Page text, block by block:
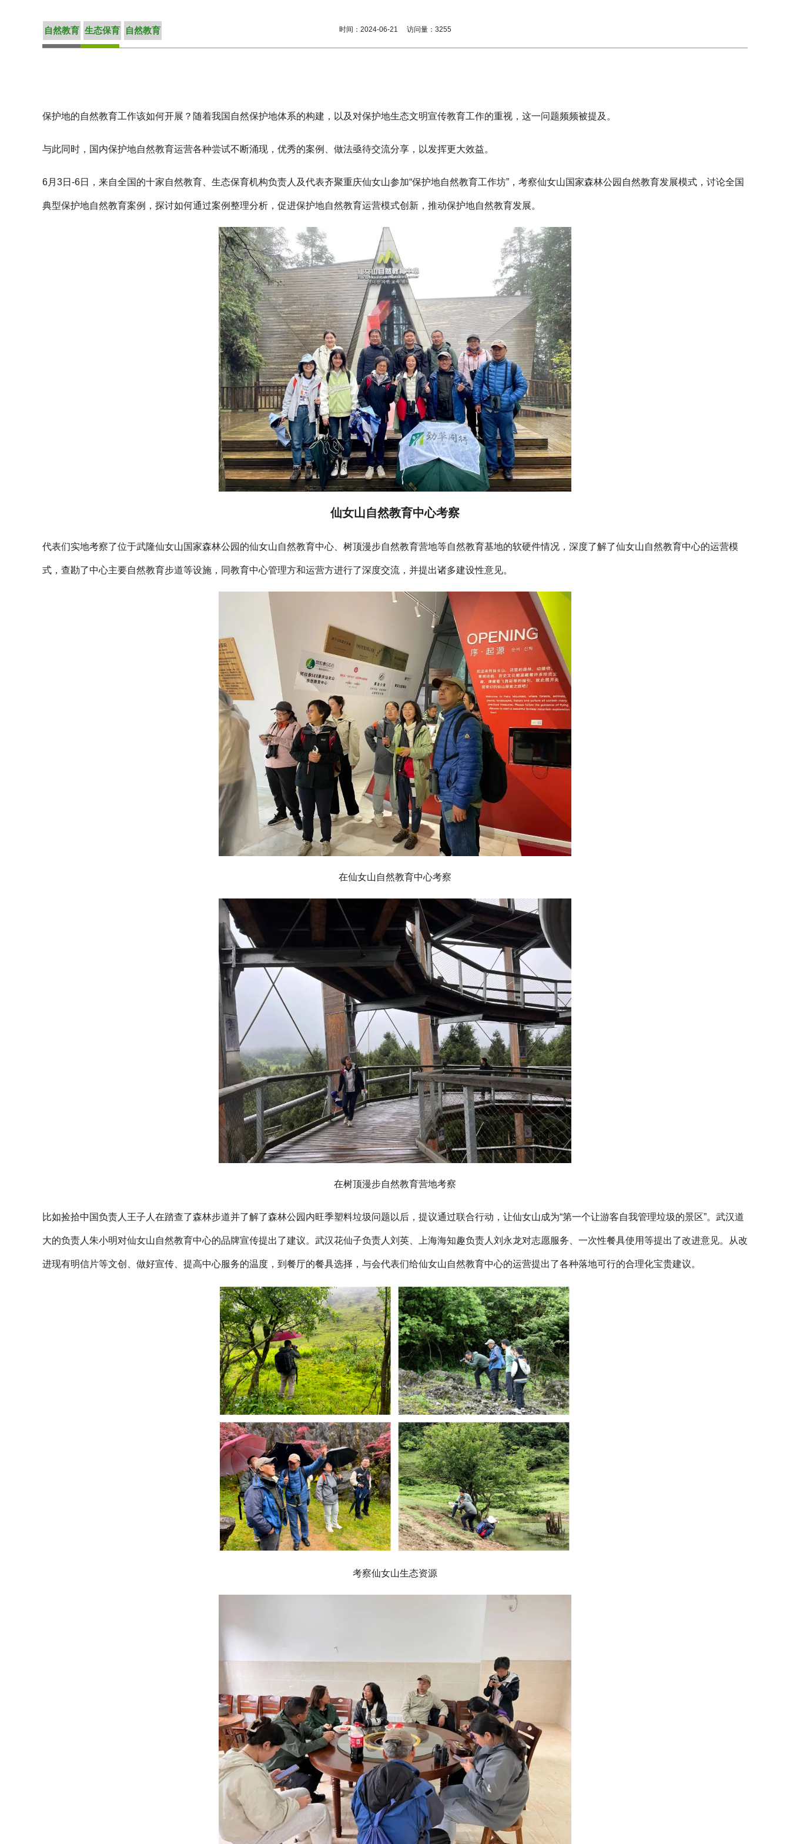
自然教育 生态保育 自然教育 时间：2024-06-21 访问量：3255
保护地的自然教育工作该如何开展？随着我国自然保护地体系的构建，以及对保护地生态文明宣传教育工作的重视，这一问题频频被提及。
与此同时，国内保护地自然教育运营各种尝试不断涌现，优秀的案例、做法亟待交流分享，以发挥更大效益。
6月3日-6日，来自全国的十家自然教育、生态保育机构负责人及代表齐聚重庆仙女山参加“保护地自然教育工作坊”，考察仙女山国家森林公园自然教育发展模式，讨论全国
典型保护地自然教育案例，探讨如何通过案例整理分析，促进保护地自然教育运营模式创新，推动保护地自然教育发展。
仙女山自然教育中心考察
代表们实地考察了位于武隆仙女山国家森林公园的仙女山自然教育中心、树顶漫步自然教育营地等自然教育基地的软硬件情况，深度了解了仙女山自然教育中心的运营模
式，查勘了中心主要自然教育步道等设施，同教育中心管理方和运营方进行了深度交流，并提出诸多建设性意见。
在仙女山自然教育中心考察
在树顶漫步自然教育营地考察
比如捡拾中国负责人王子人在踏查了森林步道并了解了森林公园内旺季塑料垃圾问题以后，提议通过联合行动，让仙女山成为“第一个让游客自我管理垃圾的景区”。武汉道
大的负责人朱小明对仙女山自然教育中心的品牌宣传提出了建议。武汉花仙子负责人刘英、上海海知趣负责人刘永龙对志愿服务、一次性餐具使用等提出了改进意见。从改
进现有明信片等文创、做好宣传、提高中心服务的温度，到餐厅的餐具选择，与会代表们给仙女山自然教育中心的运营提出了各种落地可行的合理化宝贵建议。
考察仙女山生态资源